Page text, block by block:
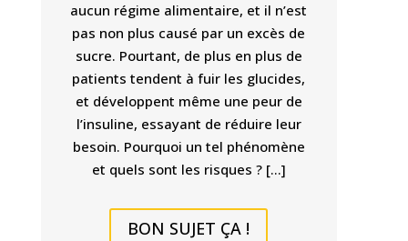
aucun régime alimentaire, et il n’est
pas non plus causé par un excès de
sucre. Pourtant, de plus en plus de
patients tendent à fuir les glucides,
et développent même une peur de
l’insuline, essayant de réduire leur
besoin. Pourquoi un tel phénomène
et quels sont les risques ? […]
BON SUJET ÇA !